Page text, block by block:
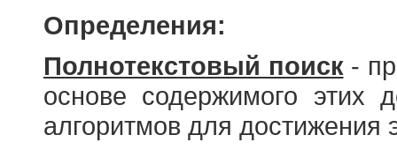
Определения:
Полнотекстовый поиск-
основе содержимого этих
алгоритмов для достижения